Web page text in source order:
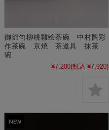
御節句柳桃雛絵茶碗 中村陶彩
作茶碗 京焼 茶道具 抹茶
碗
¥7,200(税込 ¥7,920)